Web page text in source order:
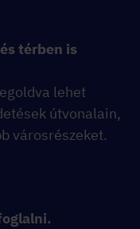
térben is
lehet
útvonalain,
városrészeket.